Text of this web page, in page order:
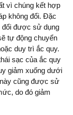
vì chúng kết hợp
không đổi. Đặc
đổi được sử dụng
tự động chuyển
duy trì ắc quy.
sạc của ắc quy
giảm xuống dưới
cũng được sử
do đó giảm